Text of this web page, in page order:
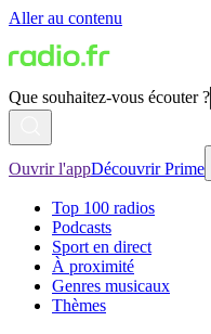
Aller au contenu
Que souhaitez-vous écouter ?
Ouvrir l'appDécouvrir Prime
Top 100 radios
Podcasts
Sport en direct
À proximité
Genres musicaux
Thèmes